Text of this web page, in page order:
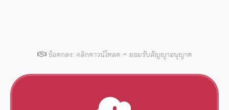
ข้อตกลง: คลิกดาวน์โหลด = ยอมรับสัญญาอนุญาต